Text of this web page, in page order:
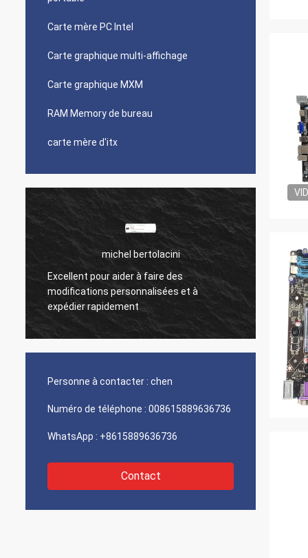
Carte mère PC Intel
Carte graphique multi-affichage
Carte graphique MXM
RAM Memory de bureau
carte mère d'itx
michel bertolacini
Excellent pour aider à faire des
modifications personnalisées et à
expédier rapidement
Très
Personne à contacter : chen
Numéro de téléphone : 008615889636736
WhatsApp : +8615889636736
Contact